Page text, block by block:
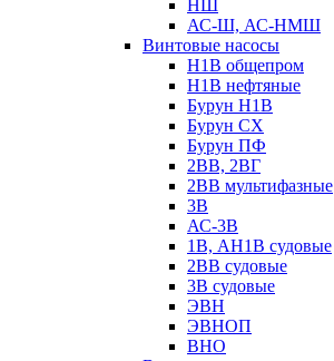
НШ
АС-Ш, АС-НМШ
Винтовые насосы
Н1В общепром
Н1В нефтяные
Бурун Н1В
Бурун СХ
Бурун ПФ
2ВВ, 2ВГ
2ВВ мультифазные
3В
АС-3В
1В, АН1В судовые
2ВВ судовые
3В судовые
ЭВН
ЭВНОП
ВНО